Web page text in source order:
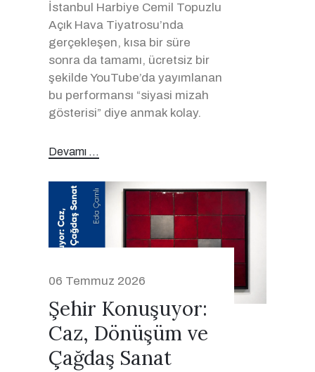
İstanbul Harbiye Cemil Topuzlu
Açık Hava Tiyatrosu’nda
gerçekleşen, kısa bir süre
sonra da tamamı, ücretsiz bir
şekilde YouTube’da yayımlanan
bu performansı “siyasi mizah
gösterisi” diye anmak kolay.
Devamı ...
06 Temmuz 2026
Şehir Konuşuyor:
Caz, Dönüşüm ve
Çağdaş Sanat